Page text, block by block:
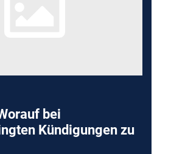
bei
Kündigungen zu